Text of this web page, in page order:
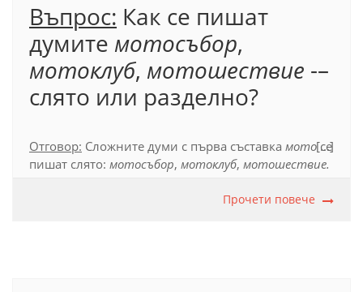
Въпрос: Как се пишат
думите мотосъбор,
мотоклуб, мотошествие -–
слято или разделно?
Отговор: Сложните думи с първа съставка мотосе
пишат слято: мотосъбор, мотоклуб, мотошествие.
Официален правописен речник (2012), т. 53.5.
[...]
Прочети повече